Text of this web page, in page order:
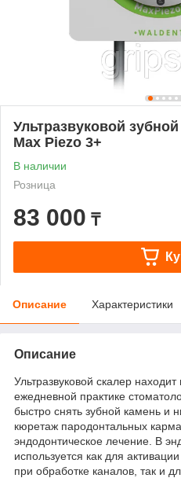
Ультразвуковой
Max Piezo 3+
В наличии
Розница
83 000 ₸
Описание Характеристики
Описание
Ультразвуковой скалер
ежедневной практике
быстро снять зубной камень и
кюретаж пародонтальных
эндодонтическое лечение. В
используется как для
при обработке каналов, так и